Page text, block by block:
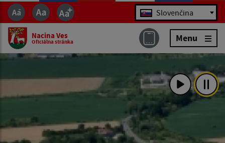
Jazyk Slovenčina
Nacina Ves
Oficiálna stránka Menu